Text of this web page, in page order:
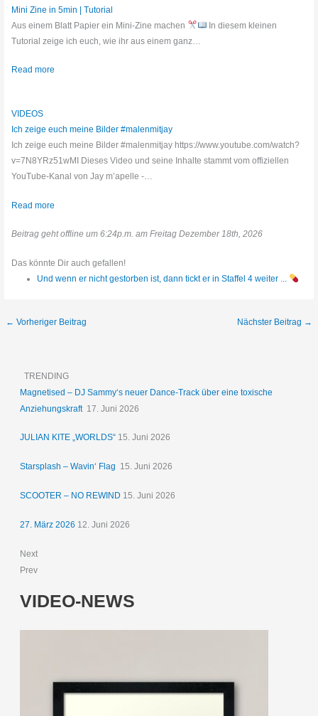
Mini Zine in 5min | Tutorial
Aus einem Blatt Papier ein Mini-Zine machen
In diesem kleinen
Tutorial zeige ich euch, wie ihr aus einem ganz…
Read more
VIDEOS
Ich zeige euch meine Bilder #malenmitjay
Ich zeige euch meine Bilder #malenmitjay https://www.youtube.com/watch?
v=7N8YRz51wMI Dieses Video und seine Inhalte stammt vom offiziellen
YouTube-Kanal von Jay m’apelle -…
Read more
Beitrag geht offline um 6:24p.m. am Freitag Dezember 18th, 2026
Das könnte Dir auch gefallen!
Und wenn er nicht gestorben ist, dann tickt er in Staffel 4 weiter ...
← Vorheriger Beitrag Nächster Beitrag →
TRENDING
Magnetised – DJ Sammy‘s neuer Dance-Track über eine toxische
Anziehungskraft 17. Juni 2026
JULIAN KITE „WORLDS“ 15. Juni 2026
Starsplash – Wavin‘ Flag 15. Juni 2026
SCOOTER – NO REWIND 15. Juni 2026
27. März 2026 12. Juni 2026
Next
Prev
VIDEO-NEWS